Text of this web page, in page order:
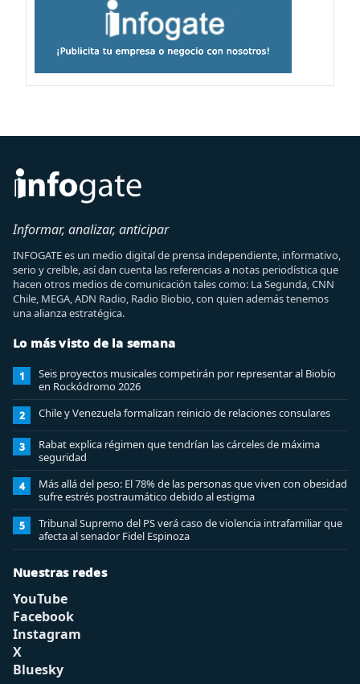
Informar, analizar, anticipar
INFOGATE es un medio digital de prensa independiente, informativo,
serio y creíble, así dan cuenta las referencias a notas periodística que
hacen otros medios de comunicación tales como: La Segunda, CNN
Chile, MEGA, ADN Radio, Radio Biobio, con quien además tenemos
una alianza estratégica.
Lo más visto de la semana
1
Seis proyectos musicales competirán por representar al Biobío
en Rockódromo 2026
2 Chile y Venezuela formalizan reinicio de relaciones consulares
3
Rabat explica régimen que tendrían las cárceles de máxima
seguridad
4
Más allá del peso: El 78% de las personas que viven con obesidad
sufre estrés postraumático debido al estigma
5
Tribunal Supremo del PS verá caso de violencia intrafamiliar que
afecta al senador Fidel Espinoza
Nuestras redes
YouTube
Facebook
Instagram
X
Bluesky